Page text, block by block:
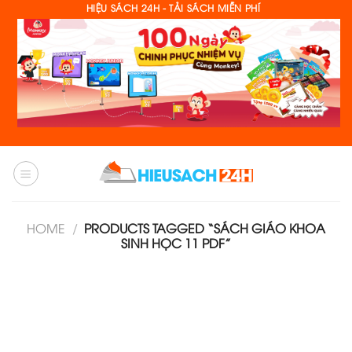
content
HIỆU SÁCH 24H - TẢI SÁCH MIỄN PHÍ
HOME / PRODUCTS TAGGED “SÁCH GIÁO KHOA
SINH HỌC 11 PDF”